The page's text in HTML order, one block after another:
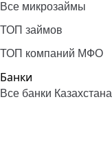
Все микрозаймы
ТОП займов
ТОП компаний МФО
Банки
Все банки Казахстана